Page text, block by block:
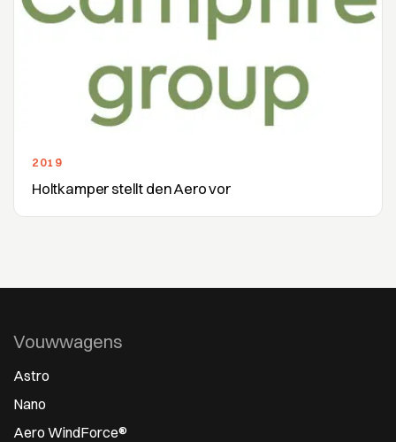
2019
Holtkamper stellt den Aero vor
Vouwwagens
Astro
Nano
Aero WindForce®